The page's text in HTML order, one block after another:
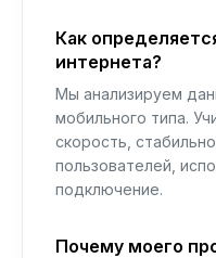
Как
интернета?
Мы анализируем
мобильного типа.
скорость,
пользователей,
подключение.
Почему моего